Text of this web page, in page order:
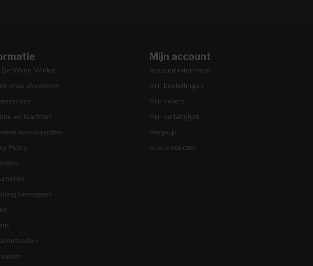
De Woon Winkel
onze showroom
en klachten
voorwaarden
Policy
herroepen
Mijn account
Account informatie
Mijn bestellingen
Mijn tickets
Mijn verlanglijst
Vergelijk
Alle producten